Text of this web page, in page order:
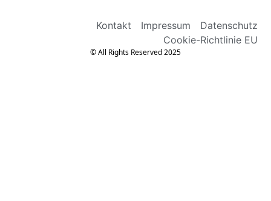
Kontakt Impressum
Datenschutz
Cookie-Richtlinie EU
© All Rights Reserved 2025